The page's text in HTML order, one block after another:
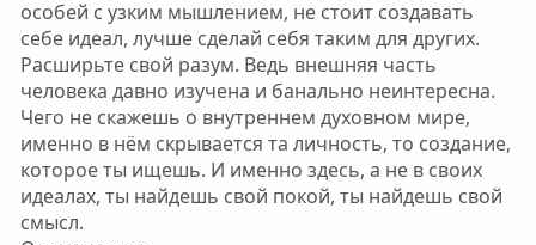
особей с узким мышлением, не стоит создавать
себе идеал, лучше сделай себя таким для других.
Расширьте свой разум. Ведь внешняя часть
человека давно изучена и банально неинтересна.
Чего не скажешь о внутреннем духовном мире,
именно в нём скрывается та личность, то создание,
которое ты ищешь. И именно здесь, а не в своих
идеалах, ты найдешь свой покой, ты найдешь свой
смысл.